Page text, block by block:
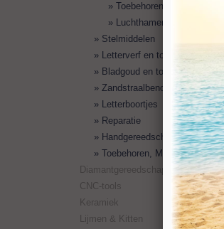
Toebehoren
Luchthamer
Stelmiddelen
Letterverf en toebehoren
Bladgoud en toebehoren
Zandstraalbenodigdheden
Letterboortjes
Reparatie
Handgereedschap
Toebehoren, Mesjes etc
Diamantgereedschappen
CNC-tools
Keramiek
Lijmen & Kitten